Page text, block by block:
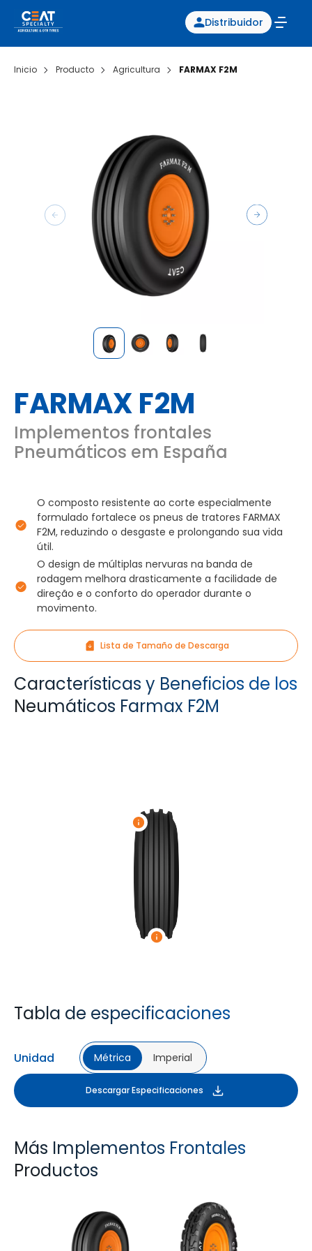
Distribuidor
Inicio Producto Agricultura FARMAX F2M
FARMAX F2M
Implementos frontales
Pneumáticos em España
O composto resistente ao corte especialmente
formulado fortalece os pneus de tratores FARMAX
F2M, reduzindo o desgaste e prolongando sua vida
útil.
O design de múltiplas nervuras na banda de
rodagem melhora drasticamente a facilidade de
direção e o conforto do operador durante o
movimento.
Lista de Tamaño de Descarga
Características y Beneficios de los
Neumáticos Farmax F2M
Tabla de especificaciones
Unidad Métrica Imperial
Descargar Especificaciones
Más Implementos Frontales
Productos